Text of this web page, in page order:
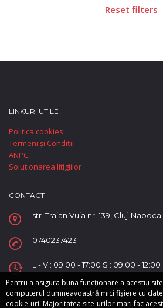
Reset filters
LINKURI UTILE
Politica cookies
Termeni și Condiții
ANPC
Solutionarea litigiilor
CONTACT
str. Traian Vuia nr. 139, Cluj-Napoca
0740237423
L - V : 09:00 - 17:00 S : 09:00 - 12:00
Pentru a asigura buna funcționare a acestui
computerul dumneavoastră mici fișiere cu
cookie-uri. Majoritatea site-urilor mari fac